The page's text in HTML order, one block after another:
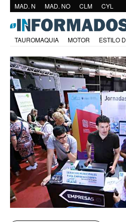
MAD. N MAD. NO CLM CYL
TAUROMAQUIA MOTOR ESTILO